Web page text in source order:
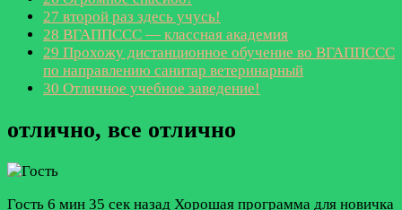
27 второй раз здесь учусь!
28 ВГАППССС — классная академия
29 Прохожу дистанционное обучение во ВГАППССС
по направлению санитар ветеринарный
30 Отличное учебное заведение!
отлично, все отлично
Гость 6 мин 35 сек назад Хорошая программа для новичка